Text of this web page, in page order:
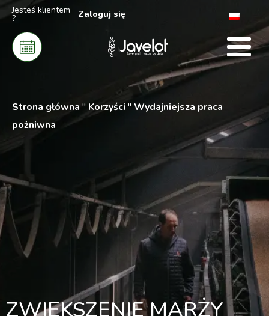
Jesteś klientem
? Zaloguj się
Strona główna " Korzyści " Wydajniejsza praca
pożniwna
ZWIĘKSZENIE MARŻY